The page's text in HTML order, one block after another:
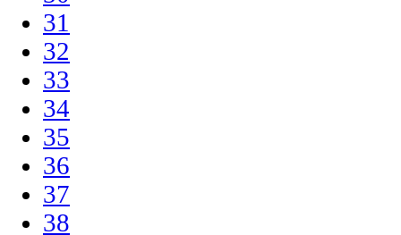
31
32
33
34
35
36
37
38